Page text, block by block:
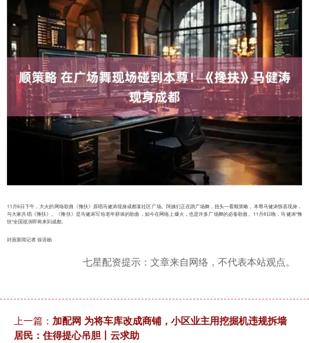
11月6日下午，大火的网络歌曲《搀扶》原唱马健涛现身成都某社区广场。阿姨们正在跳广场舞，扭头一看顺策略，本尊马健涛惊喜现身，
与大家共唱《搀扶》。《搀扶》是马健涛写给老年群体的歌曲，如今在网络上爆火，也是许多广场舞的必备歌曲。11月8日晚，马健涛“搀
扶”全国巡演即将来到成都。
封面新闻记者 徐语杨
七星配资提示：文章来自网络，不代表本站观点。
上一篇： 加配网 为将车库改成商铺，小区业主用挖掘机违规拆墙
居民：住得提心吊胆丨云求助